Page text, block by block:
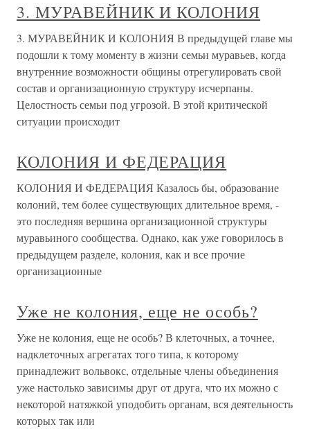
3. МУРАВЕЙНИК И КОЛОНИЯ
3. МУРАВЕЙНИК И КОЛОНИЯ В предыдущей главе мы
подошли к тому моменту в жизни семьи муравьев, когда
внутренние возможности общины отрегулировать свой
состав и организационную структуру исчерпаны.
Целостность семьи под угрозой. В этой критической
ситуации происходит
КОЛОНИЯ И ФЕДЕРАЦИЯ
КОЛОНИЯ И ФЕДЕРАЦИЯ Казалось бы, образование
колоний, тем более существующих длительное время, -
это последняя вершина организационной структуры
муравьиного сообщества. Однако, как уже говорилось в
предыдущем разделе, колония, как и все прочие
организационные
Уже не колония, еще не особь?
Уже не колония, еще не особь? В клеточных, а точнее,
надклеточных агрегатах того типа, к которому
принадлежит вольвокс, отдельные члены объединения
уже настолько зависимы друг от друга, что их можно с
некоторой натяжкой уподобить органам, вся деятельность
которых так или